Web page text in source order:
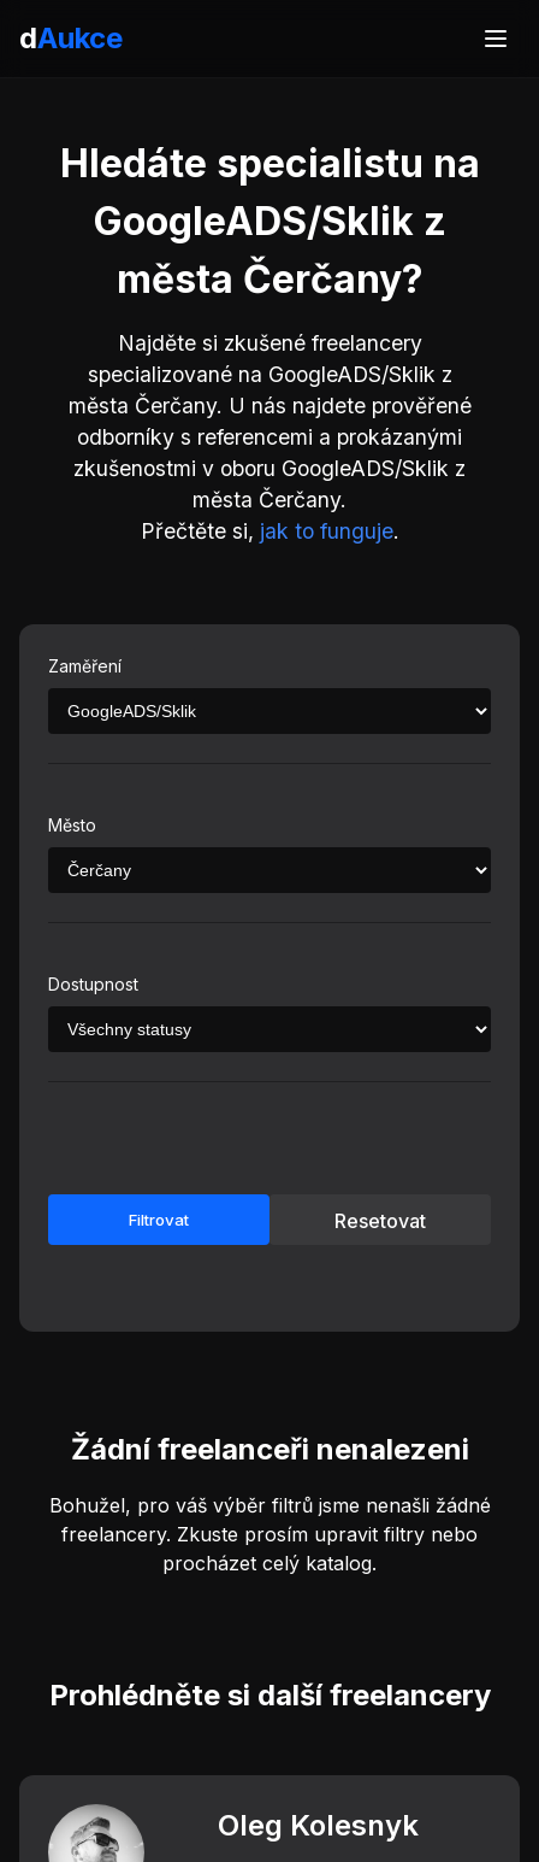
dAukce
Hledáte specialistu na
GoogleADS/Sklik z
města Čerčany?
Najděte si zkušené freelancery
specializované na GoogleADS/Sklik z
města Čerčany. U nás najdete prověřené
odborníky s referencemi a prokázanými
zkušenostmi v oboru GoogleADS/Sklik z
města Čerčany.
Přečtěte si, jak to funguje.
Zaměření
Město
Dostupnost
Filtrovat Resetovat
Žádní freelanceři nenalezeni
Bohužel, pro váš výběr filtrů jsme nenašli žádné
freelancery. Zkuste prosím upravit filtry nebo
procházet celý katalog.
Prohlédněte si další freelancery
Oleg Kolesnyk